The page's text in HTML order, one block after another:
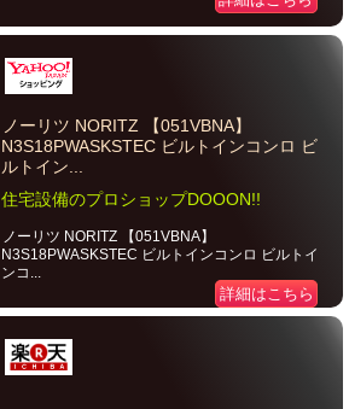
ノーリツ NORITZ 【051VBNA】
N3S18PWASKSTEC ビルトインコンロ ビ
ルトイン...
住宅設備のプロショップDOOON!!
ノーリツ NORITZ 【051VBNA】
N3S18PWASKSTEC ビルトインコンロ ビルトイ
ンコ...
詳細はこちら